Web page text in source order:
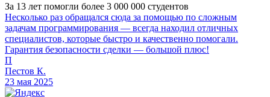
За 13 лет помогли более 3 000 000 студентов
Несколько раз обращался сюда за помощью по сложным
задачам программирования — всегда находил отличных
специалистов, которые быстро и качественно помогали.
Гарантия безопасности сделки — большой плюс!
П
Пестов К.
23 мая 2025